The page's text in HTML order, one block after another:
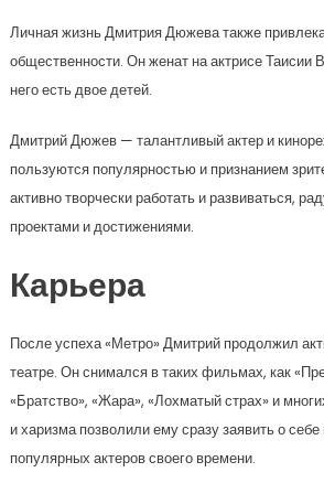
Личная жизнь Дмитрия Дюжева также
общественности. Он женат на актрисе Таисии
него есть двое детей.
Дмитрий Дюжев — талантливый актер и
пользуются популярностью и признанием
активно творчески работать и развиваться,
проектами и достижениями.
Карьера
После успеха «Метро» Дмитрий продолжил
театре. Он снимался в таких фильмах, как
«Братство», «Жара», «Лохматый страх» и
и харизма позволили ему сразу заявить о
популярных актеров своего времени.